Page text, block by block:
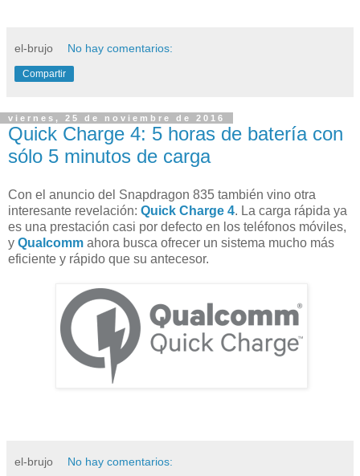
el-brujo No hay comentarios:
Compartir
viernes, 25 de noviembre de 2016
Quick Charge 4: 5 horas de batería con
sólo 5 minutos de carga
Con el anuncio del Snapdragon 835 también vino otra
interesante revelación: Quick Charge 4. La carga rápida ya
es una prestación casi por defecto en los teléfonos móviles,
y Qualcomm ahora busca ofrecer un sistema mucho más
eficiente y rápido que su antecesor.
el-brujo No hay comentarios: